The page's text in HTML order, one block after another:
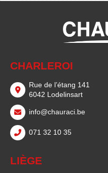
CHARLEROI
Rue de l’étang 141
6042 Lodelinsart
info@chauraci.be
071 32 10 35
LIÈGE